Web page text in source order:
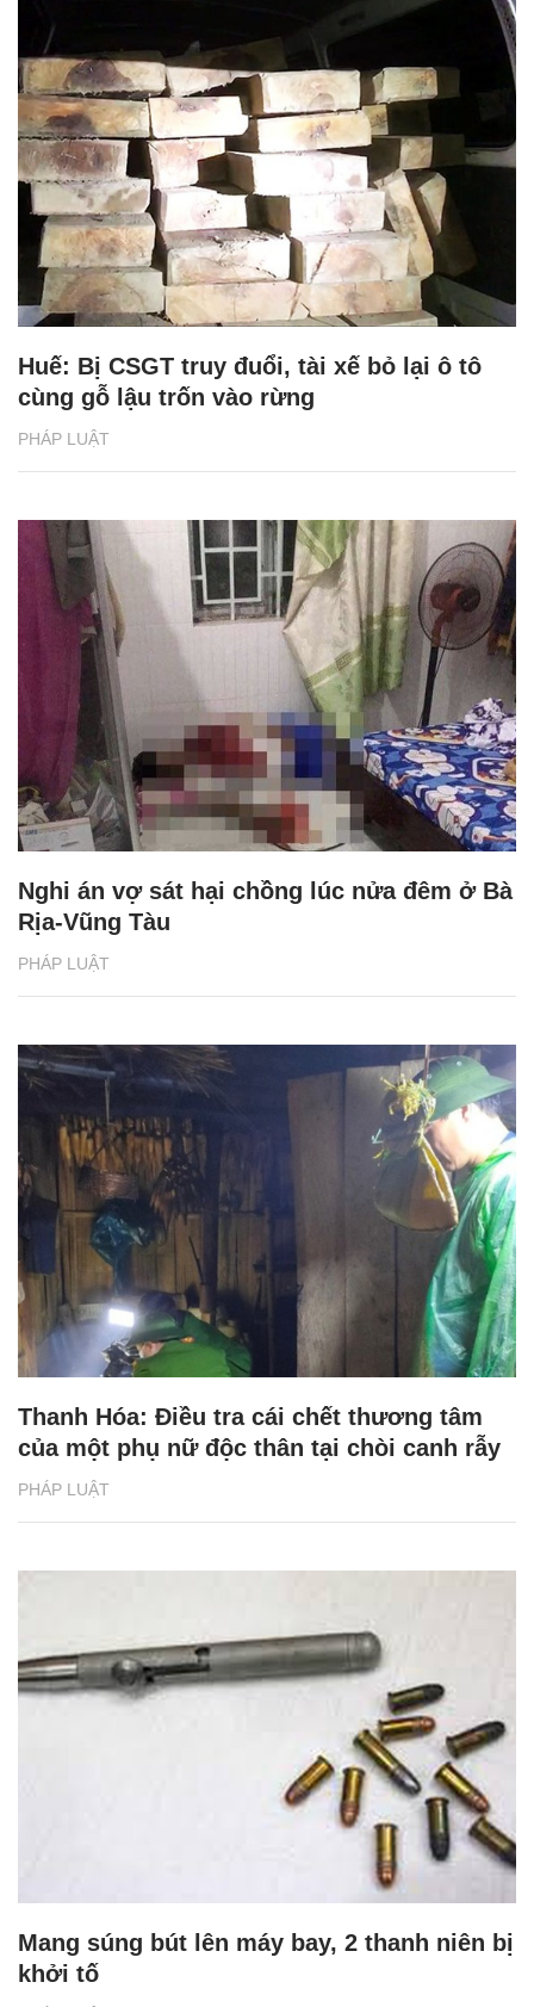
PHÁP LUẬT
Huế: Bị CSGT truy đuổi, tài xế bỏ lại ô tô
cùng gỗ lậu trốn vào rừng
PHÁP LUẬT
Nghi án vợ sát hại chồng lúc nửa đêm ở Bà
Rịa-Vũng Tàu
PHÁP LUẬT
Thanh Hóa: Điều tra cái chết thương tâm
của một phụ nữ độc thân tại chòi canh rẫy
Mang súng bút lên máy bay, 2 thanh niên bị
khởi tố